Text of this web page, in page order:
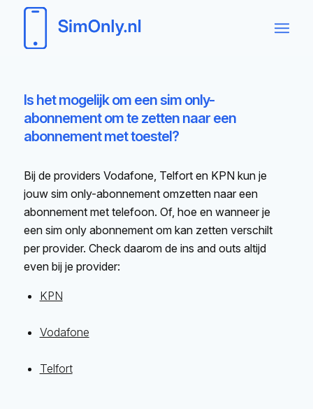
Is het mogelijk om een sim only-
abonnement om te zetten naar een
abonnement met toestel?
Bij de providers Vodafone, Telfort en KPN kun je
jouw sim only-abonnement omzetten naar een
abonnement met telefoon. Of, hoe en wanneer je
een sim only abonnement om kan zetten verschilt
per provider. Check daarom de ins and outs altijd
even bij je provider:
KPN
Vodafone
Telfort